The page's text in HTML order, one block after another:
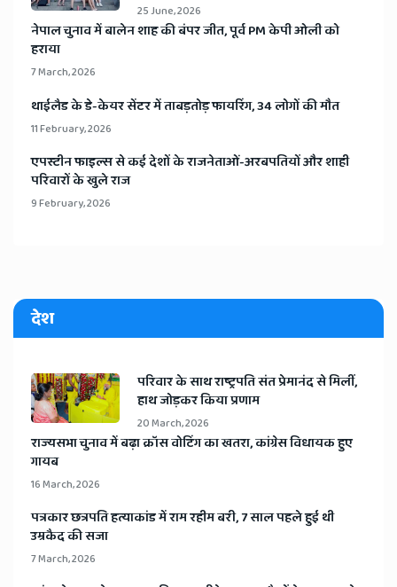
25 June, 2026
​नेपाल चुनाव में बालेन शाह की बंपर जीत, पूर्व PM केपी ओली को
हराया
7 March, 2026
​थाईलैड के डे-केयर सेंटर में ताबड़तोड़ फायरिंग, 34 लोगों की मौत
11 February, 2026
​एपस्टीन फाइल्स से कई देशों के राजनेताओं-अरबपतियों और शाही
परिवारों के खुले राज
9 February, 2026
देश
​परिवार के साथ राष्ट्रपति संत प्रेमानंद से मिलीं,
हाथ जोड़कर किया प्रणाम
20 March, 2026
​राज्यसभा चुनाव में बढ़ा क्रॉस वोटिंग का खतरा, कांग्रेस विधायक हुए
गायब
16 March, 2026
​पत्रकार छत्रपति हत्याकांड में राम रहीम बरी, 7 साल पहले हुई थी
उम्रकैद की सजा
7 March, 2026